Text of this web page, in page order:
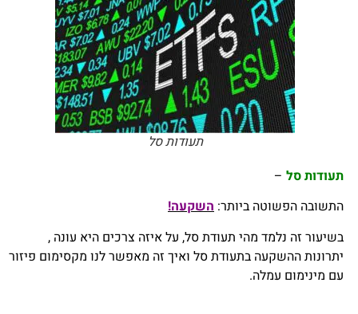
תעודות סל
תעודות סל–
התשובה הפשוטה ביותר: השקעה!
בשיעור זה נלמד מהי תעודת סל, על איזה צרכים היא עונה ,
יתרונות ההשקעה בתעודת סל ואיך זה מאפשר לנו מקסימום פיזור
עם מינימום עמלה.